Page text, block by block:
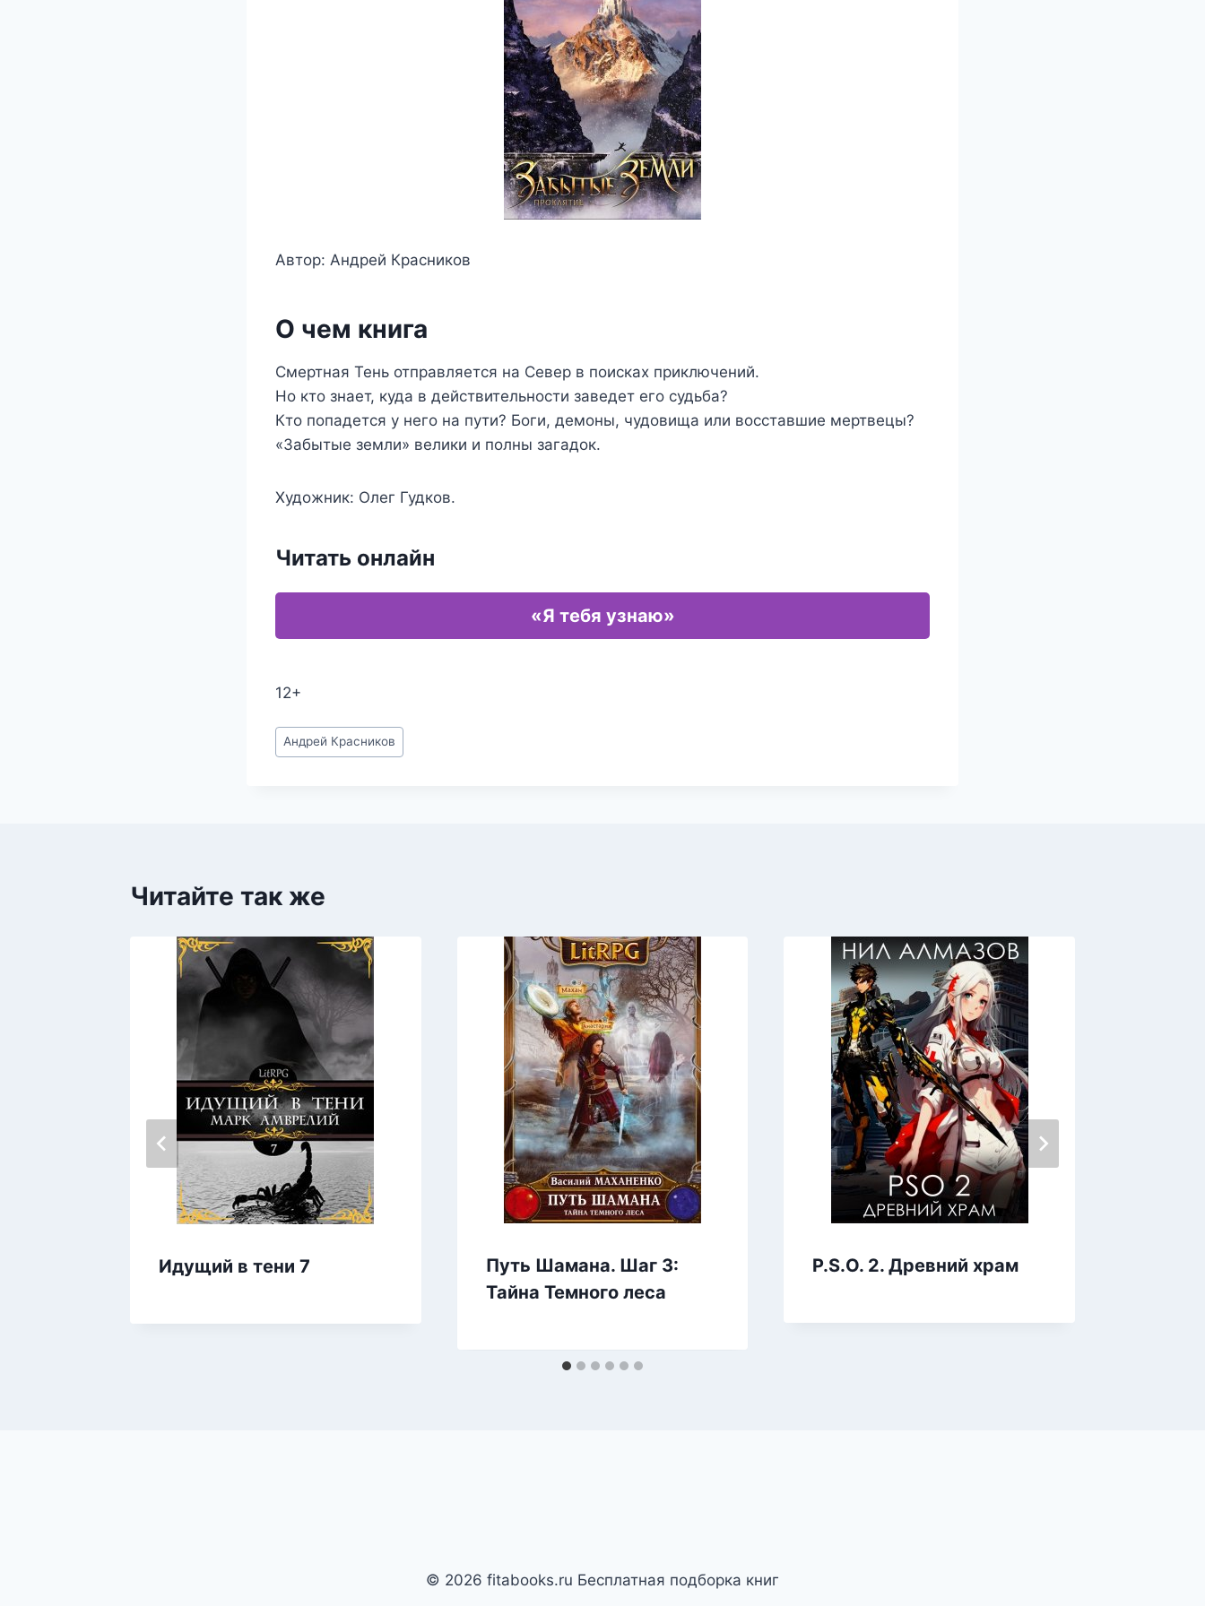
Автор: Андрей Красников
О чем книга
Смертная Тень отправляется на Север в поисках приключений.
Но кто знает, куда в действительности заведет его судьба?
Кто попадется у него на пути? Боги, демоны, чудовища или восставшие мертвецы?
«Забытые земли» велики и полны загадок.
Художник: Олег Гудков.
Читать онлайн
«Я тебя узнаю»
12+
Метки
записи:
Андрей Красников
Читайте так же
Идущий в тени 7
Путь Шамана. Шаг 3:
Тайна Темного леса
P.S.O. 2. Древний храм
© 2026 fitabooks.ru Бесплатная подборка книг